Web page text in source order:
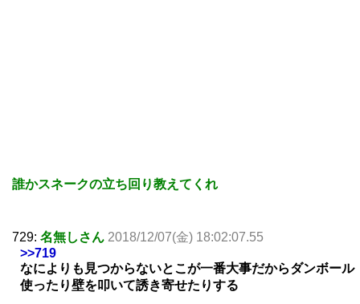
誰かスネークの立ち回り教えてくれ
729: 名無しさん 2018/12/07(金) 18:02:07.55
>>719
なによりも見つからないとこが一番大事だからダンボール
使ったり壁を叩いて誘き寄せたりする